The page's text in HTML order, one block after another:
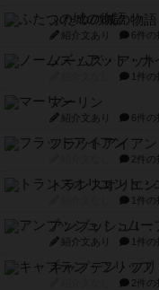
ふたつの城の物語
紹介文あり 6件の
ノームズ・アット
1件の
マーリン
紹介文あり 6件の
フラットアイアン
2件の
トランスオリエ
1件の
アンブッシュ！：
紹介文あり 1件の
キャプテン・フ
2件の